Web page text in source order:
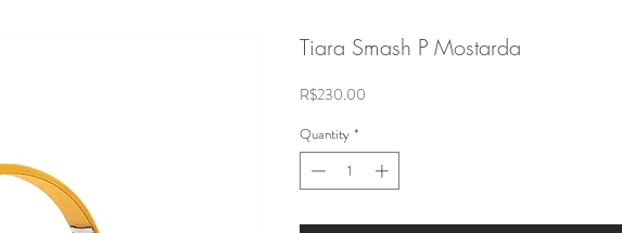
Tiara Smash P Mostarda
R$230.00
Quantity *